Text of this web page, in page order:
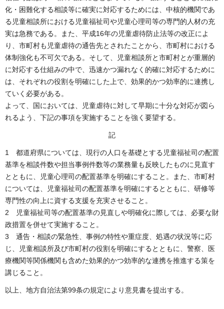
化・困難化する相談等に確実に対応するためには、中核的機関であ
る児童相談所における児童福祉司や児童心理司等の専門的人材の充
実は急務である。また、平成16年の児童虐待防止法等の改正によ
り、市町村も児童虐待の通告先とされたことから、市町村における
体制強化も不可欠である。そして、児童相談所と市町村とが重層的
に対応する仕組みの中で、迅速かつ漏れなく的確に対応するために
は、それぞれの役割を明確にした上で、効果的かつ効率的に連携し
ていく必要がある。
よって、国においては、児童虐待に対して早期に十分な対応が図ら
れるよう、下記の事項を実施することを強く要望する。
記
1 都道府県については、現行の人口を基礎とする児童福祉司の配置
基準を相談件数や担当事例件数等の業務量も反映したものに見直す
とともに、児童心理司の配置基準を明確にすること。また、市町村
については、児童福祉司の配置基準を明確にするとともに、研修等
専門性の向上に資する支援を充実させること。
2 児童福祉司等の配置基準の見直しや明確化に際しては、必要な財
政措置を併せて実施すること。
3 通告・相談の緊急性、事例の特性や重症度、処遇の状況等に応
じ、児童相談所及び市町村の役割を明確にするとともに、警察、医
療機関等関係機関も含めた効果的かつ効率的な連携を推進する策を
講じること。
以上、地方自治法第99条の規定により意見書を提出する。